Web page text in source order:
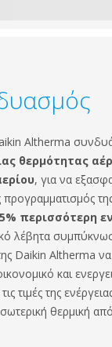
Altherma
θερμότητας
, για να
περισσότερη
λέβητα
Daikin Altherma να
και
τιμές της
θερμική